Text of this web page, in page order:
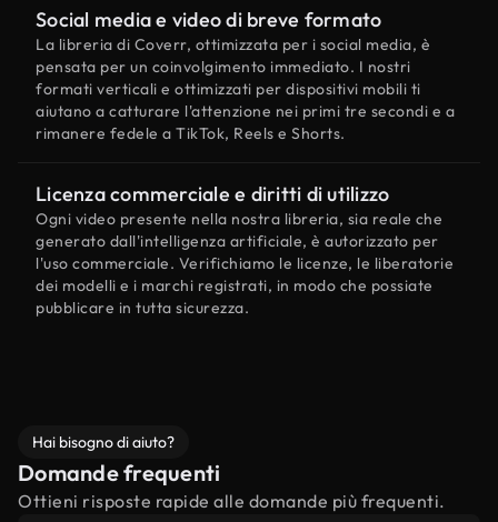
Social media e video di breve formato
La libreria di Coverr, ottimizzata per i social media, è
pensata per un coinvolgimento immediato. I nostri
formati verticali e ottimizzati per dispositivi mobili ti
aiutano a catturare l'attenzione nei primi tre secondi e a
rimanere fedele a TikTok, Reels e Shorts.
Licenza commerciale e diritti di utilizzo
Ogni video presente nella nostra libreria, sia reale che
generato dall'intelligenza artificiale, è autorizzato per
l'uso commerciale. Verifichiamo le licenze, le liberatorie
dei modelli e i marchi registrati, in modo che possiate
pubblicare in tutta sicurezza.
Hai bisogno di aiuto?
Domande frequenti
Ottieni risposte rapide alle domande più frequenti.